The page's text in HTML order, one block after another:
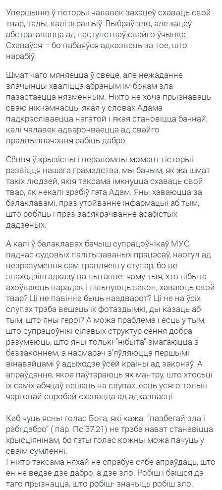
Упершыню ў гісторыі чалавек захацеў схаваць свой
твар, тады, калі зграшыў. Выбраў зло, але хацеў
абстрагавацца ад наступстваў свайго ўчынка.
Схаваўся – бо пабаяўся адказваць за тое, што
нарабіў.
Шмат чаго мяняецца ў свеце, але нежаданне
злачынцы хваліцца абраным ім бокам зла
пазастаецца нязменным. Ніхто не хоча прызнаваць
сваю нікчэмнасць, якая у словах Адама
падкрэсліваецца нагатой і якая становіцца бачнай,
калі чалавек адварочваецца ад свайго
прадвызначэння рабіць дабро.
Сёння ў крызісны і пераломны момант гісторыі
развіцця нашага грамадства, мы бачым, як жа шмат
такіх людзей, якія таксама імкнуцца схаваць свой
твар, як некалі зрабіў гэта Адам. Яны хаваюцца за
балаклавамі, праз утойванне інфармацыі аб тым,
што робяць і праз засякрэчванне асабістых
дадзеных.
А калі ў балаклавах бачыш супрацоўнікаў МУС,
падчас судовых палітызаваных працэсаў, наогул ад
незразумення сам трапляеш у ступар, бо не
знаходзіш адказу на пытанне: чаму тыя, хто нібыта
ахоўваюць парадак і пільнуюць закон, хаваюць свой
твар? Ці не павінна быць наадварот? Ці не на ўсіх
слупах трэба вешаць іх фотаздымкі, ды казаць аб
тым, што яны героі? А можа праблема і ёсць у тым,
што супрацоўнікі сілавых структур сёння добра
разумеюць, што яны толькі “нібыта” змагаюцца з
беззаконнем, а насмарэч з’яўляюцца першымі
вінавайцамі ў адыходзе ўсёй краіны ад законаў. А
апраўданне, якое паўтараюць як мантру, што хтосьці
іх саміх абяцаў вешаць на слупах, ёсць усяго толькі
чарговай спробай схавацца ад адказнасці.
…
Каб чуць ясны голас Бога, які кажа: “пазбегай зла і
рабі дабро” ( пар. Пс 37,21) не трэба нават станавіцца
хрысціянінам, бо гэты голас кожны можа пачуць у
сваім сумленні.
І ніхто таксама няхай не спрабуе сябе апраўдаць, што
ён не ведае дзе дабро, а дзе зло. Робіш і баішся да
таго прызнацца, што робіш- значыць робіш зло.